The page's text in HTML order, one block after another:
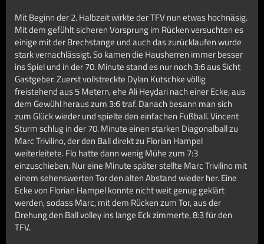
Mit Beginn der 2. Halbzeit wirkte der TFV nun etwas hochnäsig.
Mit dem gefühlt sicheren Vorsprung im Rücken versuchten es
einige mit der Brechstange und auch das zurücklaufen wurde
stark vernachlässigt. So kamen die Hausherren immer besser
ins Spiel und in der 70. Minute stand es nur noch 3:6 aus Sicht
Gastgeber. Zuerst vollstreckte Dylan Kutschke völlig
freistehend aus 5 Metern, ehe Ali Heydari nach einer Ecke, aus
dem Gewühl heraus zum 3:6 traf. Danach besann man sich
zum Glück wieder und spielte den einfachen Fußball. Vincent
Sturm schlug in der 70. Minute einen starken Diagonalball zu
Marc Trivilino, der den Ball direkt zu Florian Hampel
weiterleitete. Flo hatte dann wenig Mühe zum 7:3
einzuschieben. Nur eine Minute später stellte Marc Trivilino mit
einem sehenswerten Tor den alten Abstand wieder her. Eine
Ecke von Florian Hampel konnte nicht weit genug geklärt
werden, sodass Marc, mit dem Rücken zum Tor, aus der
Drehung den Ball volley ins lange Eck zimmerte, 8:3 für den
TFV.